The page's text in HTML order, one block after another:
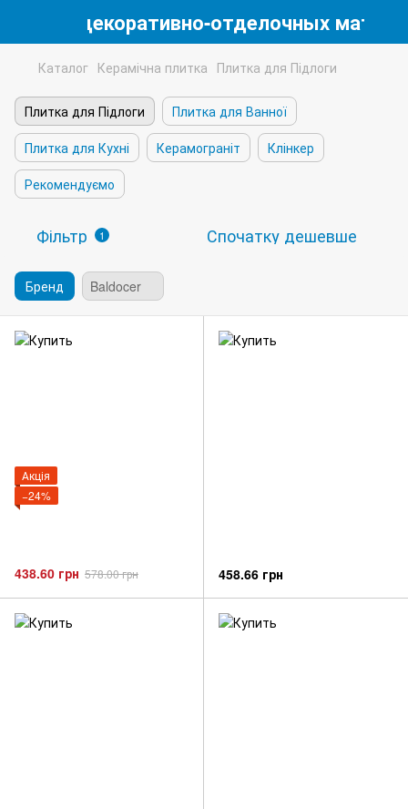
декоративно-отделочных
Каталог Керамічна плитка Плитка для Підлоги
Плитка для Підлоги
Плитка для Ванної
Плитка для Кухні
Керамограніт
Клінкер
Рекомендуємо
Фільтр 1 Спочатку дешевше
Бренд Baldocer
Акція
−24%
438.60 грн 578.00 грн 458.66 грн